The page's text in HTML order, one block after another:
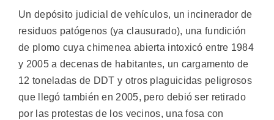
Un depósito judicial de vehículos, un incinerador de
residuos patógenos (ya clausurado), una fundición
de plomo cuya chimenea abierta intoxicó entre 1984
y 2005 a decenas de habitantes, un cargamento de
12 toneladas de DDT y otros plaguicidas peligrosos
que llegó también en 2005, pero debió ser retirado
por las protestas de los vecinos, una fosa con